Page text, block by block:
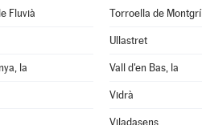
Fluvià Torroella de Montgrí
Ullastret
la Vall d'en Bas, la
Vidrà
Viladasens